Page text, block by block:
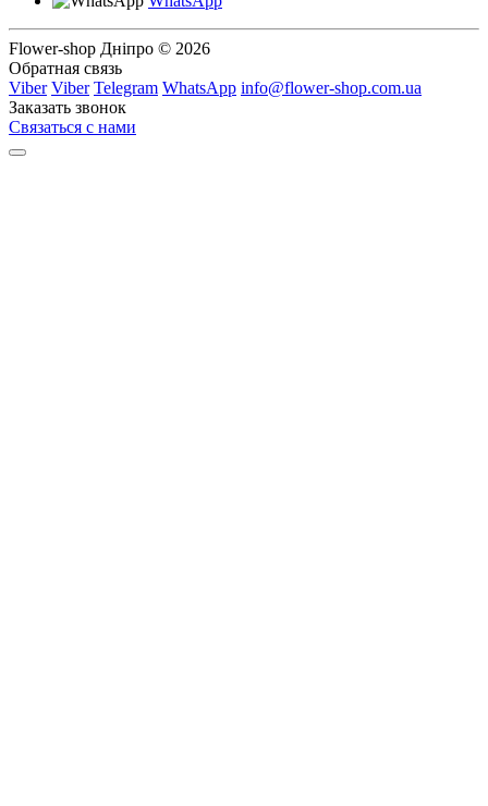
Flower-shop Дніпро © 2026
Обратная связь
Viber Viber Telegram WhatsApp info@flower-shop.com.ua
Заказать звонок
Связаться с нами